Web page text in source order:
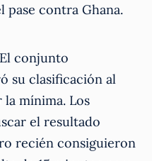
pase contra Ghana.
El conjunto
su clasificación al
mínima. Los
el resultado
recién consiguieron